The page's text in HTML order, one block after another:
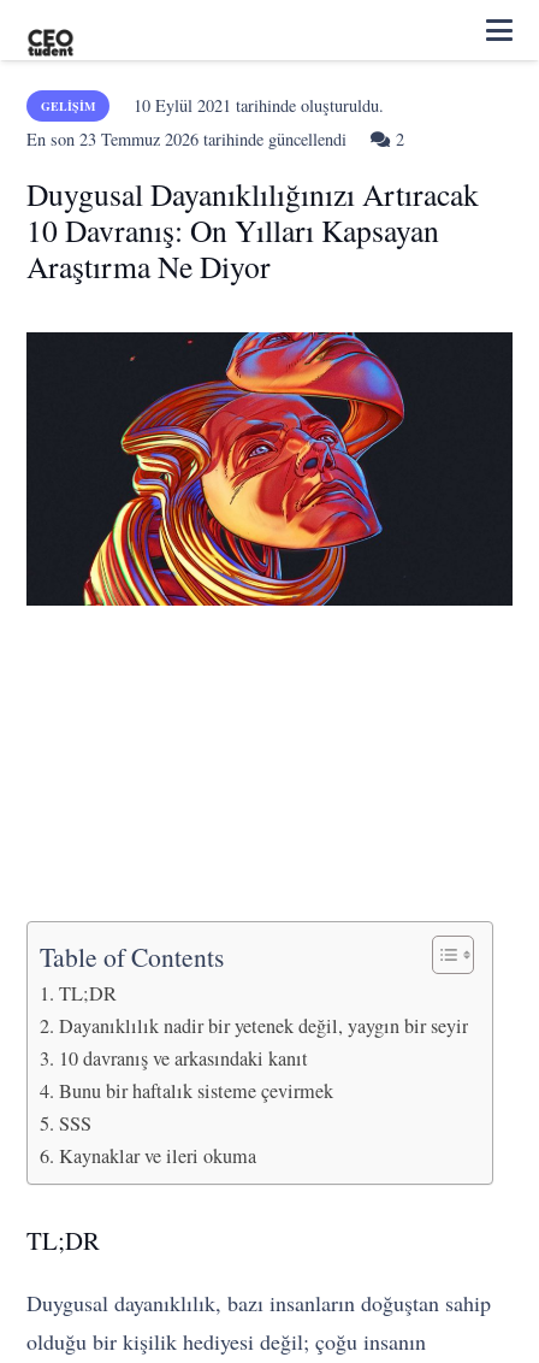
GELIŞIM 10 Eylül 2021 tarihinde oluşturuldu.
En son23 Temmuz 2026 tarihinde güncellendi 2Yorum
Duygusal Dayanıklılığınızı Artıracak
10 Davranış: On Yılları Kapsayan
Araştırma Ne Diyor
Table of Contents
TL;DR
Dayanıklılık nadir bir yetenek değil, yaygın bir seyir
10 davranış ve arkasındaki kanıt
Bunu bir haftalık sisteme çevirmek
SSS
Kaynaklar ve ileri okuma
TL;DR
Duygusal dayanıklılık, bazı insanların doğuştan sahip
olduğu bir kişilik hediyesi değil; çoğu insanın